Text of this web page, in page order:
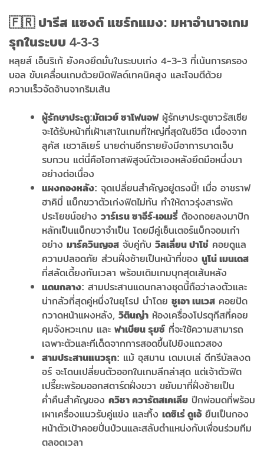
🇫🇷 ปารีส แซงต์ แชร์กแมง: มหาอำนาจเกม
รุกในระบบ 4-3-3
หลุยส์ เอ็นริเก้ ยังคงยึดมั่นในระบบเก่ง 4-3-3 ที่เน้นการครอง
บอล ขับเคลื่อนเกมด้วยมิดฟิลด์เทคนิคสูง และโจมตีด้วย
ความเร็วจัดจ้านจากริมเส้น
ผู้รักษาประตู:มัตเวย์ ซาโฟนอฟผู้รักษาประตูชาวรัสเซีย
จะได้รับหน้าที่เฝ้าเสาในเกมที่ใหญ่ที่สุดในชีวิต เนื่องจาก
ลูคัส เชวาลิเยร์ นายด่านอีกรายยังมีอาการบาดเจ็บ
รบกวน แต่นี่คือโอกาสพิสูจน์ตัวเองหลังยึดมือหนึ่งมา
อย่างต่อเนื่อง
แผงกองหลัง: จุดเปลี่ยนสำคัญอยู่ตรงนี้! เมื่อ อาชราฟ
ฮาคิมี่ แบ็กขวาตัวเก่งฟิตไม่ทัน ทำให้ดาวรุ่งสารพัด
ประโยชน์อย่าง วาร์เรน ซาอีร์-เอเมรี่ ต้องถอยลงมาปัก
หลักเป็นแบ็กขวาจำเป็น โดยมีคู่เซ็นเตอร์แบ็กจอมเก๋า
อย่าง มาร์ควินญอส จับคู่กับ วิลเลี่ยน ปาโช่ คอยดูแล
ความปลอดภัย ส่วนฝั่งซ้ายเป็นหน้าที่ของ นูโน่ เมนเดส
ที่สลัดเดี้ยงทันเวลา พร้อมเติมเกมบุกสุดเส้นหลัง
แดนกลาง: สามประสานแดนกลางชุดนี้ถือว่าลงตัวและ
น่ากลัวที่สุดคู่หนึ่งในยุโรป นำโดย ชูเอา เนเวส คอยปัด
กวาดหน้าแผงหลัง, วิตินญ่า ห้องเครื่องโปรตุกีสที่คอย
คุมจังหวะเกม และ ฟาเบียน รุยซ์ที่จะใช้ความสามารถ
เฉพาะตัวและทีเด็ดจากการสอดขึ้นไปยิงแถวสอง
สามประสานแนวรุก: แม้ อุสมาน เดมเบเล่ ดีกรีบัลลงด
อร์ จะโดนเปลี่ยนตัวออกในเกมลีกล่าสุด แต่เจ้าตัวฟิต
เปรี๊ยะพร้อมออกสตาร์ตฝั่งขวา ขยับมาที่ฝั่งซ้ายเป็น
ค่ำคืนสำคัญของ ควิชา ควารัตสเคเลีย ปีกพ่อมดที่พร้อม
เผาเครื่องแนวรับคู่แข่ง และทิ้ง เดซิเร่ ดูเอ้ ยืนเป็นกอง
หน้าตัวเป้าคอยปั่นป่วนและสลับตำแหน่งกับเพื่อนร่วมทีม
ตลอดเวลา